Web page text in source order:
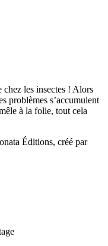
les insectes ! Alors
problèmes s’accumulent
à la folie, tout cela
Éditions, créé par